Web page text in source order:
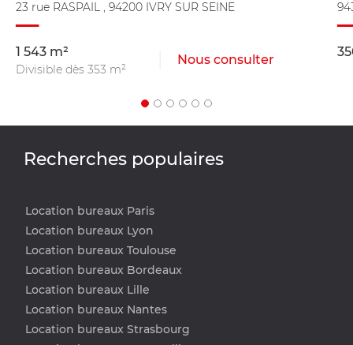
23 rue RASPAIL , 94200 IVRY SUR SEINE
1 543 m²
Divisible dès 353 m²
Nous consulter
Recherches populaires
Location bureaux Paris
Location bureaux Lyon
Location bureaux Toulouse
Location bureaux Bordeaux
Location bureaux Lille
Location bureaux Nantes
Location bureaux Strasbourg